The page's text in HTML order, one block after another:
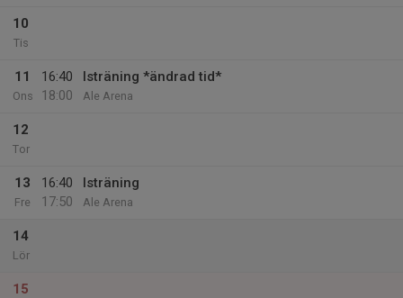
10
Tis
11
Ons
16:40
18:00
Isträning *ändrad tid*
Ale Arena
12
Tor
13
Fre
16:40
17:50
Isträning
Ale Arena
14
Lör
15